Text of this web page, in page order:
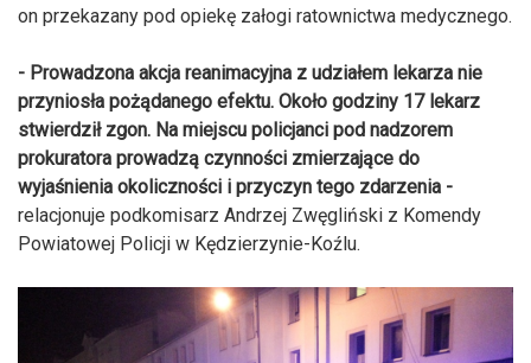
on przekazany pod opiekę załogi ratownictwa medycznego.
- Prowadzona akcja reanimacyjna z udziałem lekarza nie
przyniosła pożądanego efektu. Około godziny 17 lekarz
stwierdził zgon. Na miejscu policjanci pod nadzorem
prokuratora prowadzą czynności zmierzające do
wyjaśnienia okoliczności i przyczyn tego zdarzenia -
relacjonuje podkomisarz Andrzej Zwęgliński z Komendy
Powiatowej Policji w Kędzierzynie-Koźlu.